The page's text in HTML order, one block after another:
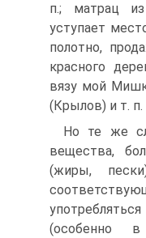
п.; матрац
уступает
полотно,
красного
вязу мой
(Крылов) и т. п.
Но те же
вещества,
(жиры,
(особенно в